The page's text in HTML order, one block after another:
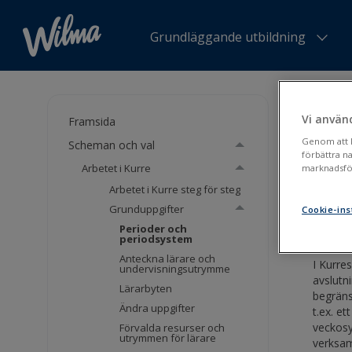
Grundläggande utbildning
Framsida
Scheman och val
Arbetet i Kurre
Arbetet i Kurre steg för steg
Grunduppgifter
Perioder och
periodsystem
Anteckna lärare och
undervisningsutrymme
Lärarbyten
Ändra uppgifter
Förvalda resurser och
utrymmen för lärare
I
t.ex.
Vi
Genom att
förbättra
Cookie-